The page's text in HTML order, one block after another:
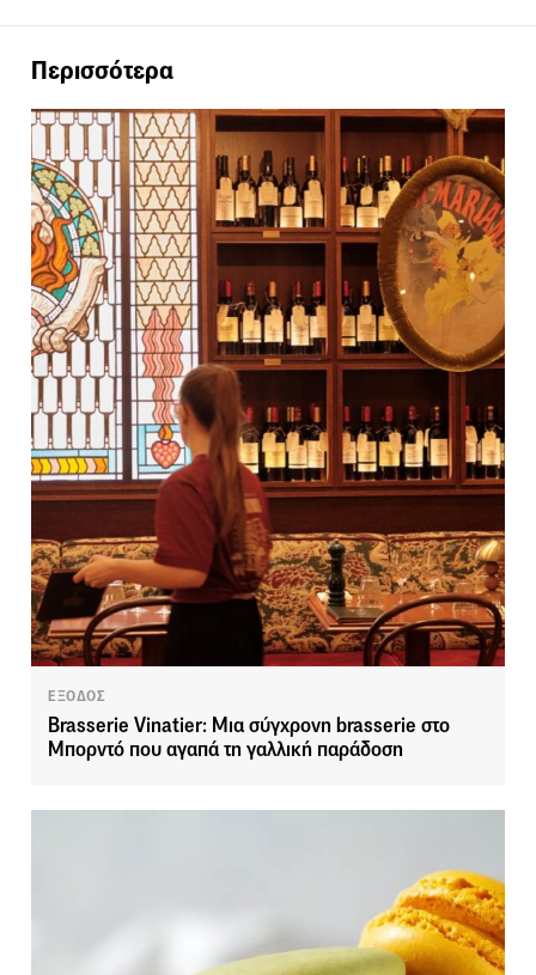
Περισσότερα
ΕΞΟΔΟΣ
Brasserie Vinatier: Μια σύγχρονη brasserie στο
Μπορντό που αγαπά τη γαλλική παράδοση